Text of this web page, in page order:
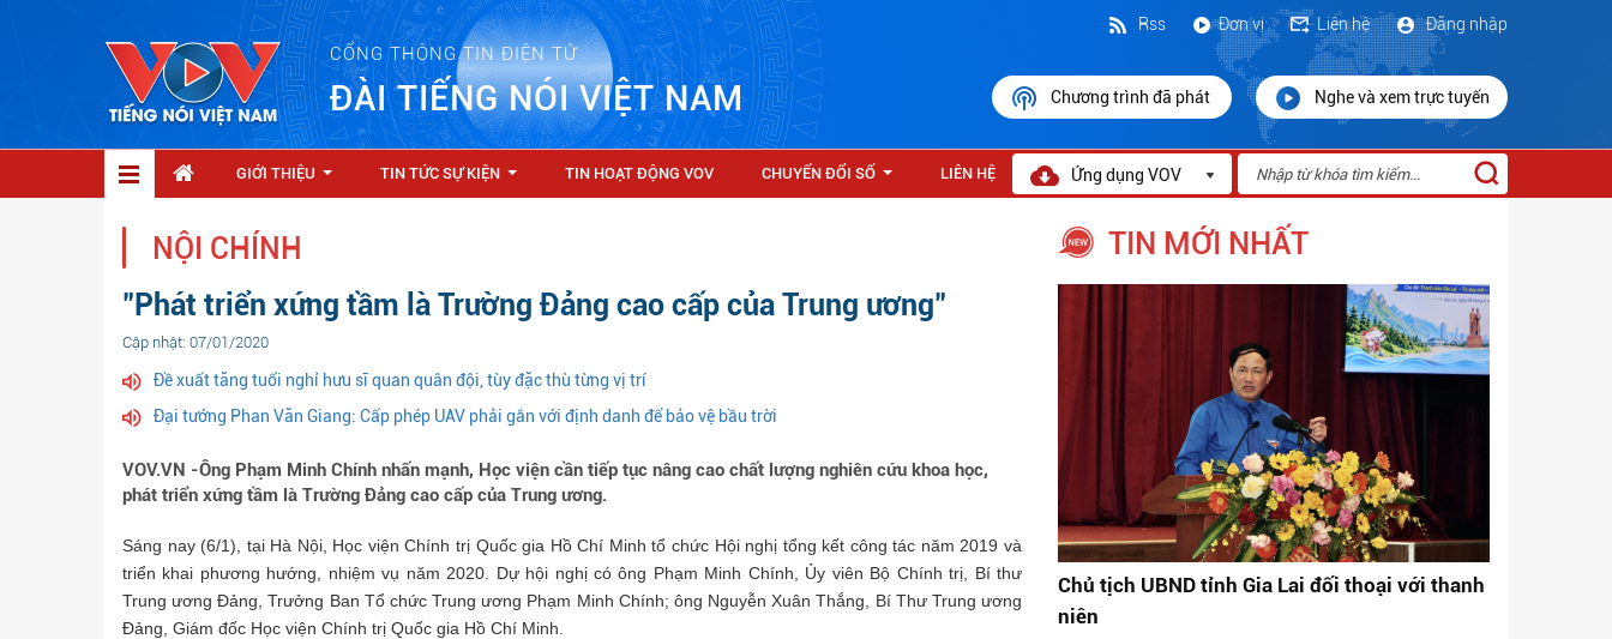
CỔNG THÔNG TIN ĐIỆN TỬ
ĐÀI TIẾNG NÓI VIỆT NAM
Đăng nhập
Liên hệ
Đơn vị
Rss
Chương trình đã phát Nghe và xem trực tuyến
GIỚI THIỆU TIN TỨC SỰ KIỆN TIN HOẠT ĐỘNG VOV CHUYỂN ĐỔI SỐ LIÊN HỆ Ứng dụng VOV
NỘI CHÍNH
"Phát triển xứng tầm là Trường Đảng cao cấp của Trung ương"
Cập nhật: 07/01/2020
Đề xuất tăng tuổi nghỉ hưu sĩ quan quân đội, tùy đặc thù từng vị trí
Đại tướng Phan Văn Giang: Cấp phép UAV phải gắn với định danh để bảo vệ bầu trời
VOV.VN -Ông Phạm Minh Chính nhấn mạnh, Học viện cần tiếp tục nâng cao chất lượng nghiên cứu khoa học,
phát triển xứng tầm là Trường Đảng cao cấp của Trung ương.
Sáng nay (6/1), tại Hà Nội, Học viện Chính trị Quốc gia Hồ Chí Minh tổ chức Hội nghị tổng kết công tác năm 2019 và
triển khai phương hướng, nhiệm vụ năm 2020. Dự hội nghị có ông Phạm Minh Chính, Ủy viên Bộ Chính trị, Bí thư
Trung ương Đảng, Trưởng Ban Tổ chức Trung ương Phạm Minh Chính; ông Nguyễn Xuân Thắng, Bí Thư Trung ương
Đảng, Giám đốc Học viện Chính trị Quốc gia Hồ Chí Minh.
TIN MỚI NHẤT
Chủ tịch UBND tỉnh Gia Lai đối thoại với thanh
niên